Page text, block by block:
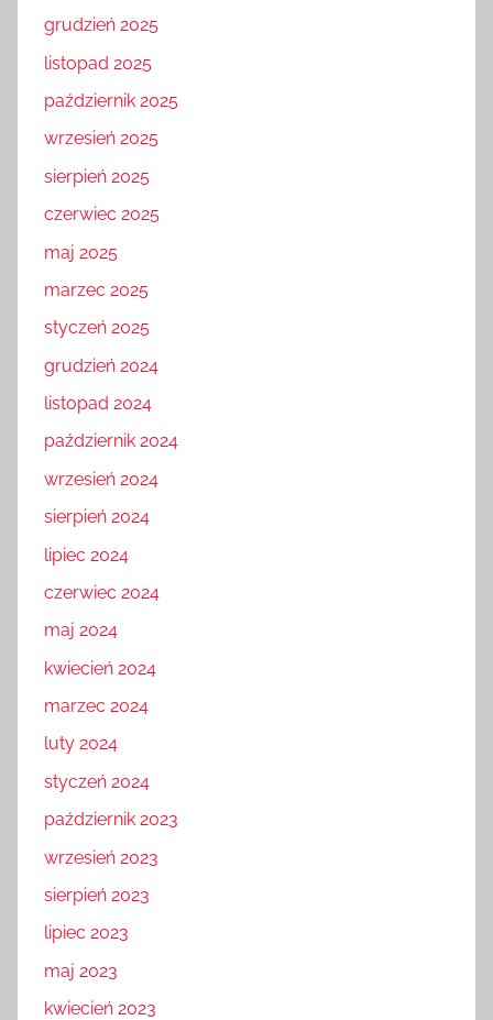
grudzień 2025
listopad 2025
październik 2025
wrzesień 2025
sierpień 2025
czerwiec 2025
maj 2025
marzec 2025
styczeń 2025
grudzień 2024
listopad 2024
październik 2024
wrzesień 2024
sierpień 2024
lipiec 2024
czerwiec 2024
maj 2024
kwiecień 2024
marzec 2024
luty 2024
styczeń 2024
październik 2023
wrzesień 2023
sierpień 2023
lipiec 2023
maj 2023
kwiecień 2023